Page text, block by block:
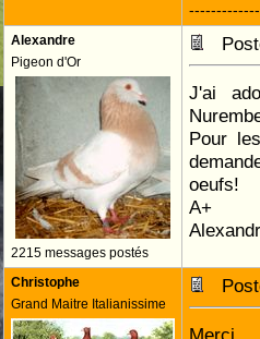
Alexandre
Pigeon d'Or
2215 messages postés
J'ai
Pour
oeufs!
A+
Christophe
Grand Maitre Italianissime
Merci....